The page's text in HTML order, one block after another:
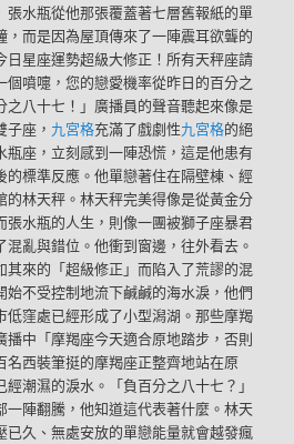
張水瓶從他那張覆蓋著七層舊報紙的單
，而是因為屋頂傳來了一陣震耳欲聾的
日星座運勢超級大修正！所有天秤座請
噴嚏，您的戀愛機率從昨日的百分之
之八十七！」廣播員的聲音聽起來像是
座， 九宮格充滿了戲劇性九宮格的絕
瓶座，立刻感到一陣恐慌，這是他患有
的標準反應。他單戀著住在隔壁棟、經
的林天秤。林天秤完美得像是從黃金分
張水瓶的人生，則像一團被獅子座暴君
亂與錯位。他衝到窗邊，往外看去。
其來的「超級修正」而陷入了荒謬的混
始不受控制地流下鹹鹹的海水淚，他們
低窪處已經形成了小型潟湖。那些摩羯
播中「摩羯座今天適合原地踏步，否則
名西裝筆挺的摩羯座正整齊地站在原
潮濕的淚水。「負百分之八十七？」
一陣翻騰，他知道這代表著什麼。林天
已久、無處安放的單戀能量就會越發瘋